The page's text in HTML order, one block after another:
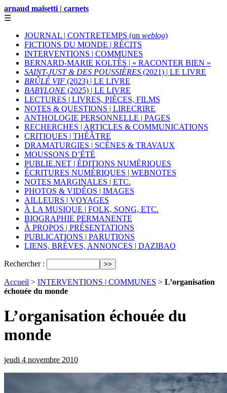
arnaud maïsetti | carnets
☰
JOURNAL | CONTRETEMPS (un weblog)
FICTIONS DU MONDE | RÉCITS
INTERVENTIONS | COMMUNES
BERNARD-MARIE KOLTÈS | « RACONTER BIEN »
SAINT-JUST & DES POUSSIÈRES (2021) | LE LIVRE
BRÛLÉ VIF (2023) | LE LIVRE
BABYLONE (2025) | LE LIVRE
LECTURES | LIVRES, PIÈCES, FILMS
NOTES & QUESTIONS | LIRECRIRE
ANTHOLOGIE PERSONNELLE | PAGES
RECHERCHES | ARTICLES & COMMUNICATIONS
CRITIQUES | THÉÂTRE
DRAMATURGIES | SCÈNES & TRAVAUX
MOUSSONS D’ÉTÉ
PUBLIE.NET | ÉDITIONS NUMÉRIQUES
ÉCRITURES NUMÉRIQUES | WEBNOTES
NOTES MARGINALES | ETC.
PHOTOS & VIDÉOS | IMAGES
AILLEURS | VOYAGES
À LA MUSIQUE | FOLK, SONG, ETC.
BIOGRAPHIE PERMANENTE
À PROPOS | PRÉSENTATIONS
PUBLICATIONS | PARUTIONS
LIENS, BRÈVES, ANNONCES | DAZIBAO
Rechercher :
Accueil > INTERVENTIONS | COMMUNES > L’organisation
échouée du monde
L’organisation échouée du
monde
jeudi 4 novembre 2010